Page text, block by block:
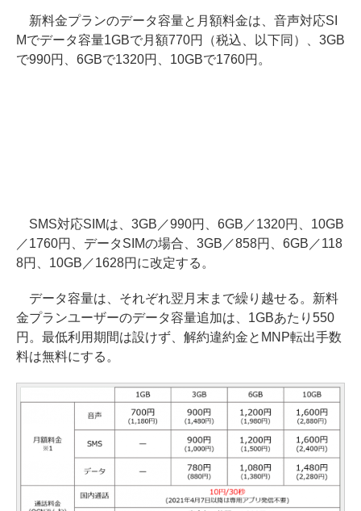
新料金プランのデータ容量と月額料金は、音声対応SI
Mでデータ容量1GBで月額770円（税込、以下同）、3GB
で990円、6GBで1320円、10GBで1760円。
SMS対応SIMは、3GB／990円、6GB／1320円、10GB
／1760円、データSIMの場合、3GB／858円、6GB／118
8円、10GB／1628円に改定する。
データ容量は、それぞれ翌月末まで繰り越せる。新料
金プランユーザーのデータ容量追加は、1GBあたり550
円。最低利用期間は設けず、解約違約金とMNP転出手数
料は無料にする。